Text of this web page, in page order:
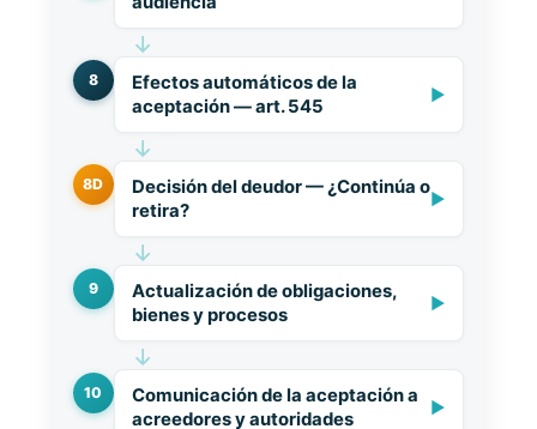
↓
8
Efectos automáticos de la
aceptación — art. 545
▶
↓
8D
Decisión del deudor — ¿Continúa o
retira?
▶
↓
9
Actualización de obligaciones,
bienes y procesos
▶
↓
10
Comunicación de la aceptación a
acreedores y autoridades
▶